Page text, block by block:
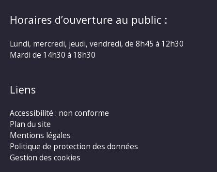
Horaires d’ouverture au public :
Lundi, mercredi, jeudi, vendredi, de 8h45 à 12h30
Mardi de 14h30 à 18h30
Liens
Accessibilité : non conforme
Plan du site
Mentions légales
Politique de protection des données
Gestion des cookies